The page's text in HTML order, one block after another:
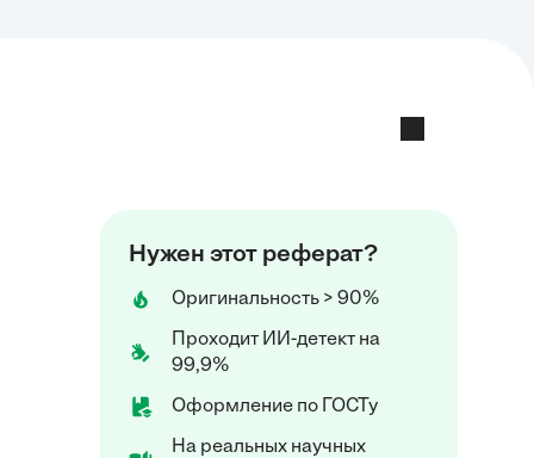
Нужен этот реферат?
Оригинальность > 90%
Проходит ИИ-детект на
99,9%
Оформление по ГОСТу
На реальных научных